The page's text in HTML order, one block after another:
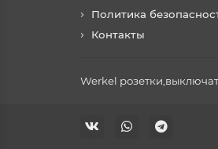
Политика
Контакты
Werkel